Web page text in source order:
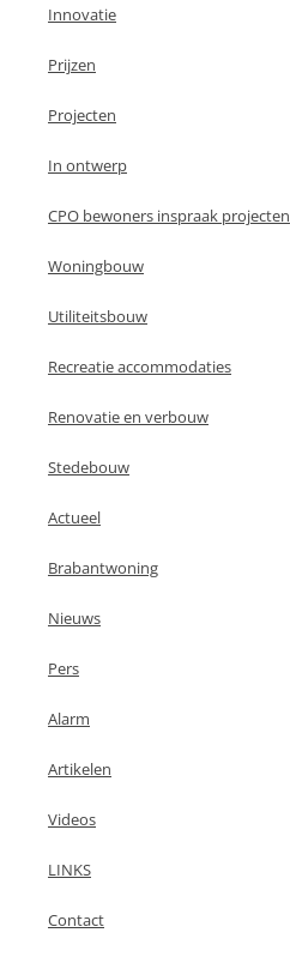
Innovatie
Prijzen
Projecten
In ontwerp
CPO bewoners inspraak projecten
Woningbouw
Utiliteitsbouw
Recreatie accommodaties
Renovatie en verbouw
Stedebouw
Actueel
Brabantwoning
Nieuws
Pers
Alarm
Artikelen
Videos
LINKS
Contact